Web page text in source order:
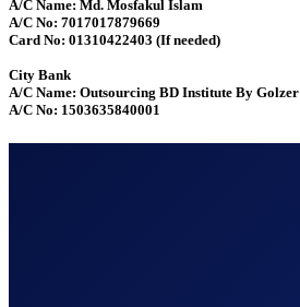
A/C Name: Md. Mosfakul Islam
A/C No: 7017017879669
Card No: 01310422403 (If needed)
City Bank
A/C Name: Outsourcing BD Institute By Golzer
A/C No: 1503635840001